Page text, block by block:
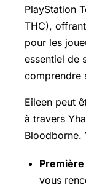
PlayStation
THC),
pour les
essentiel de
comprendre
Eileen peut
à travers
Bloodborne.
vous